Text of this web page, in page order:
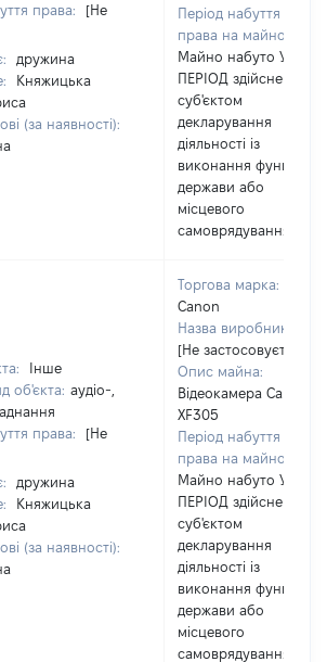
права:
[Не
дружина
Княжицька
(за наявності):
Період набуття
права на майно:
Майно набуто У
ПЕРІОД здійснення
суб'єктом
декларування
діяльності із
виконання функцій
держави або
місцевого
самоврядування
Інше
об'єкта: аудіо-,
права:
[Не
дружина
Княжицька
(за наявності):
Торгова марка:
Саnon
Назва виробника:
[Не застосовується]
Опис майна:
Відеокамера Canon
XF305
Період набуття
права на майно:
Майно набуто У
ПЕРІОД здійснення
суб'єктом
декларування
діяльності із
виконання функцій
держави або
місцевого
самоврядування